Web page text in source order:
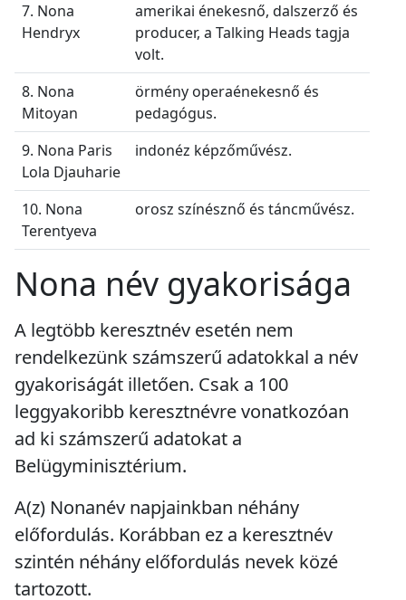
7. Nona
Hendryx
amerikai énekesnő, dalszerző és
producer, a Talking Heads tagja
volt.
8. Nona
Mitoyan
örmény operaénekesnő és
pedagógus.
9. Nona Paris
Lola Djauharie
indonéz képzőművész.
10. Nona
Terentyeva
orosz színésznő és táncművész.
Nona név gyakorisága
A legtöbb keresztnév esetén nem
rendelkezünk számszerű adatokkal a név
gyakoriságát illetően. Csak a 100
leggyakoribb keresztnévre vonatkozóan
ad ki számszerű adatokat a
Belügyminisztérium.
A(z) Nonanév napjainkban néhány
előfordulás. Korábban ez a keresztnév
szintén néhány előfordulás nevek közé
tartozott.